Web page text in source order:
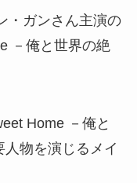
・ガンさん主演の
－俺と世界の絶
Home －俺と
物を演じるメイ